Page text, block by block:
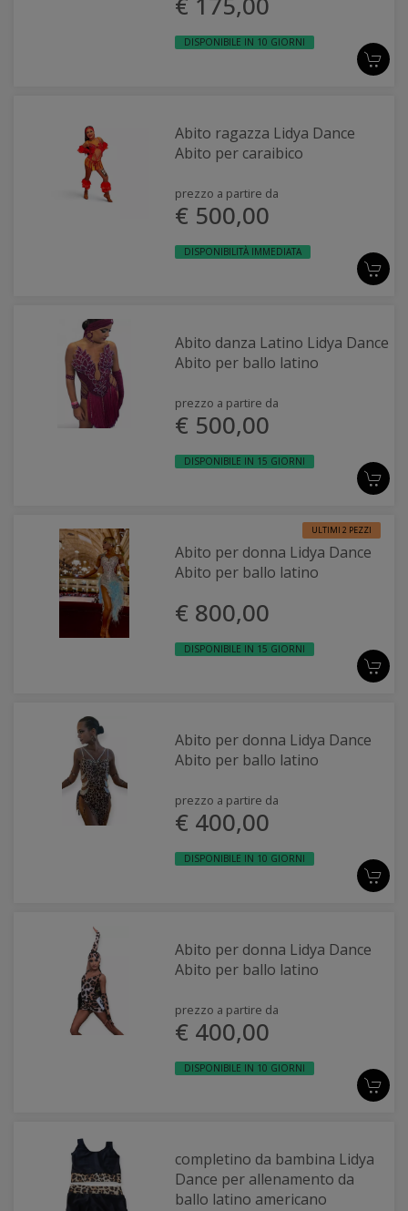
DISPONIBILE IN 10 GIORNI
Abito ragazza Lidya Dance
Abito per caraibico
prezzo a partire da
€ 500,00
DISPONIBILITÀ IMMEDIATA
Abito danza Latino Lidya Dance
Abito per ballo latino
prezzo a partire da
€ 500,00
DISPONIBILE IN 15 GIORNI
ULTIMI 2 PEZZI
Abito per donna Lidya Dance
Abito per ballo latino
€ 800,00
DISPONIBILE IN 15 GIORNI
Abito per donna Lidya Dance
Abito per ballo latino
prezzo a partire da
€ 400,00
DISPONIBILE IN 10 GIORNI
Abito per donna Lidya Dance
Abito per ballo latino
prezzo a partire da
€ 400,00
DISPONIBILE IN 10 GIORNI
completino da bambina Lidya
Dance per allenamento da
ballo latino americano